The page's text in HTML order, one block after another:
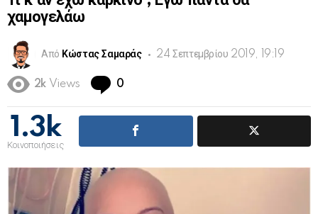
χαμογελάω
Από Κώστας Σαμαράς 24 Σεπτεμβρίου 2019, 19:19
2k Views 0
1.3k
Κοινοποιήσεις